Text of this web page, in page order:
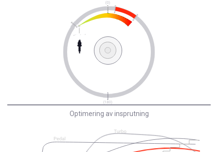
Optimering av insprutning